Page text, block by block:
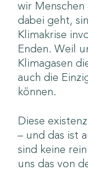
wir
dabei geht,
Klimakrise
Enden. Weil
Klimagasen
auch die
können.
Diese
– und das ist
sind keine
uns das von